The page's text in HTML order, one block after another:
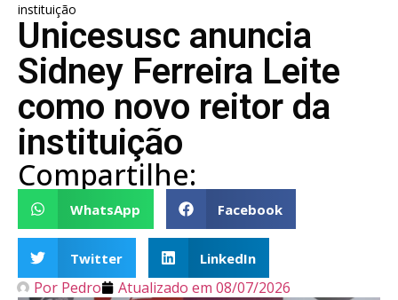
instituição
Unicesusc anuncia
Sidney Ferreira Leite
como novo reitor da
instituição
Compartilhe:
WhatsApp Facebook
Twitter LinkedIn
Por Pedro Atualizado em 08/07/2026